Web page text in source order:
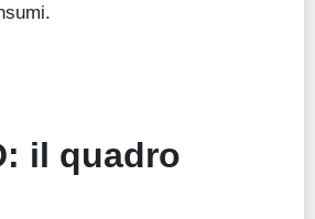
il quadro